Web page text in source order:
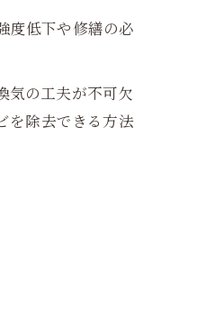
度低下や修繕の必
気の工夫が不可欠
を除去できる方法